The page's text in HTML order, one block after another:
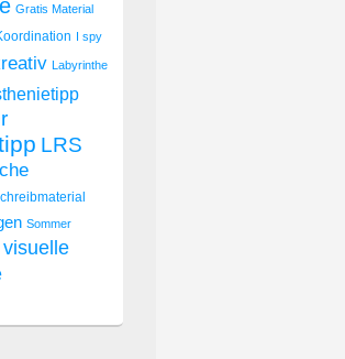
Gratis Material
I spy
Labyrinthe
LRS
Sommer
visuelle